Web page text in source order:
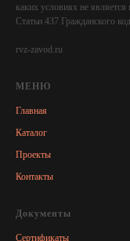
каких условиях не
Статьи 437 Гражданского
rvz-zavod.ru
МЕНЮ
Главная
Каталог
Проекты
Контакты
Документы
Сертификаты